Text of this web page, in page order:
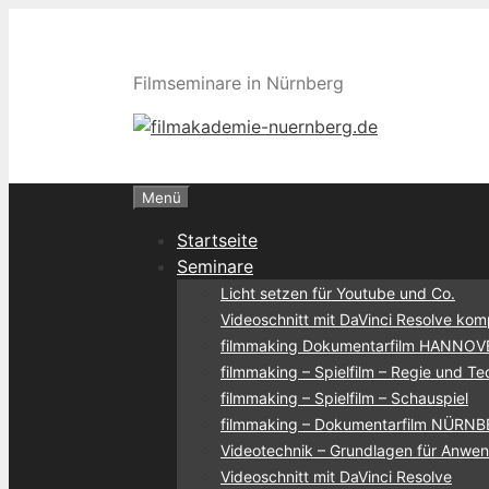
Filmseminare in Nürnberg
Menü
Startseite
Seminare
Licht setzen für Youtube und Co.
Videoschnitt mit DaVinci Resolve
filmmaking Dokumentarfilm
filmmaking – Spielfilm – Regie und
filmmaking – Spielfilm – Schauspiel
filmmaking – Dokumentarfilm
Videotechnik – Grundlagen für
Videoschnitt mit DaVinci Resolve